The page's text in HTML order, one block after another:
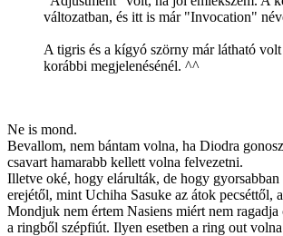
változatban, és itt is már "Invocation"
A tigris és a kígyó szörny már látható
korábbi megjelenésénél. ^^
Ne is mond.
Bevallom, nem bántam volna, ha Diodra
csavart hamarabb kellett volna felvezetni.
Illetve oké, hogy elárulták, de hogy
erejétől, mint Uchiha Sasuke az átok pecséttől,
Mondjuk nem értem Nasiens miért nem
a ringből szépfiút. Ilyen esetben a ring out